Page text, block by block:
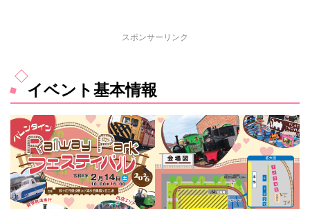
スポンサーリンク
イベント基本情報